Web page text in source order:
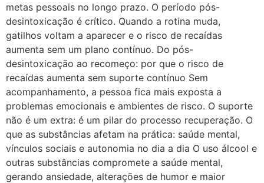
metas pessoais no longo prazo. O período pós-
desintoxicação é crítico. Quando a rotina muda,
gatilhos voltam a aparecer e o risco de recaídas
aumenta sem um plano contínuo. Do pós-
desintoxicação ao recomeço: por que o risco de
recaídas aumenta sem suporte contínuo Sem
acompanhamento, a pessoa fica mais exposta a
problemas emocionais e ambientes de risco. O suporte
não é um extra: é um pilar do processo recuperação. O
que as substâncias afetam na prática: saúde mental,
vínculos sociais e autonomia no dia a dia O uso álcool e
outras substâncias compromete a saúde mental,
gerando ansiedade, alterações de humor e maior